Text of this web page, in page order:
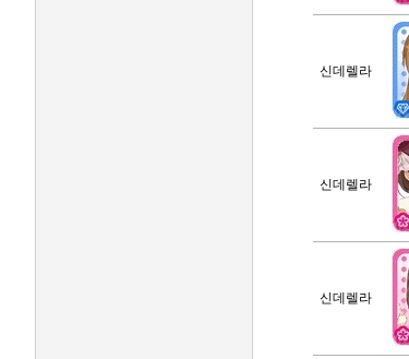
신데렐라
신데렐라
신데렐라